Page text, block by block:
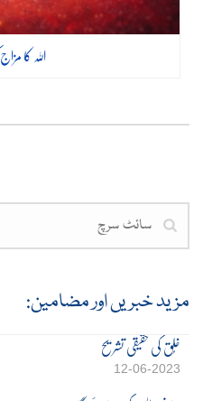
اللہ کا
مزید خبریں اور مضامین:
خُلق کی حقیقی تشریح
12-06-2023